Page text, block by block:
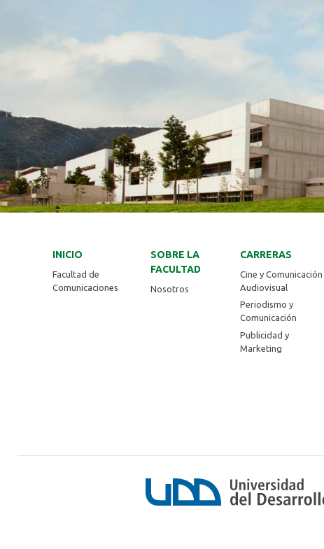
INICIO
Facultad de
Comunicaciones
SOBRE LA
FACULTAD
Nosotros
CARRERAS
Cine y Comunicación
Audiovisual
Periodismo y
Comunicación
Publicidad y
Marketing